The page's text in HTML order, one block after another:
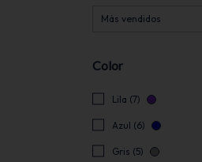
Color
Lila (7)
Azul (6)
Gris (5)